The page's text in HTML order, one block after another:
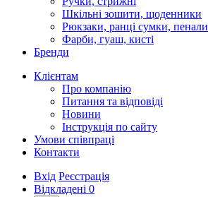
Шкільні зошити, щоденники
Рюкзаки, ранці сумки, пенали
Фарби, гуаш, кисті
Бренди
Клієнтам
Про компанію
Питання та відповіді
Новини
Інструкція по сайту
Умови співпраці
Контакти
Вхід Реєстрація
Відкладені 0